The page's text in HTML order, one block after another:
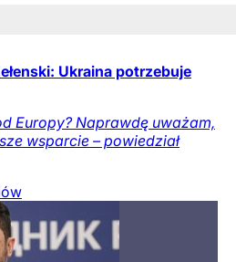
Ukraina potrzebuje
Europy? Naprawdę uważam,
wsparcie – powiedział